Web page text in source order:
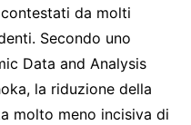
da molti
Secondo uno
Data and Analysis
la riduzione della
molto meno incisiva di